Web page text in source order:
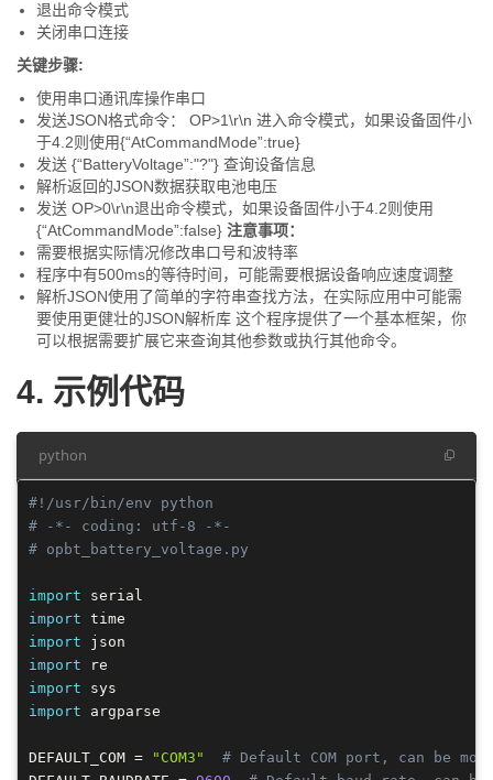
退出命令模式
关闭串口连接
关键步骤:
使用串口通讯库操作串口
发送JSON格式命令： OP>1\r\n 进入命令模式，如果设备固件小
于4.2则使用{“AtCommandMode”:true}
发送 {“BatteryVoltage”:"?"} 查询设备信息
解析返回的JSON数据获取电池电压
发送 OP>0\r\n退出命令模式，如果设备固件小于4.2则使用
{“AtCommandMode”:false}注意事项：
需要根据实际情况修改串口号和波特率
程序中有500ms的等待时间，可能需要根据设备响应速度调整
解析JSON使用了简单的字符串查找方法，在实际应用中可能需
要使用更健壮的JSON解析库 这个程序提供了一个基本框架，你
可以根据需要扩展它来查询其他参数或执行其他命令。
4. 示例代码
python
#!/usr/bin/env python
# -*- coding: utf-8 -*-
# opbt_battery_voltage.py
import
import
import
import
import
import argparse
DEFAULT_COM = "COM3"
# Default COM port, can be